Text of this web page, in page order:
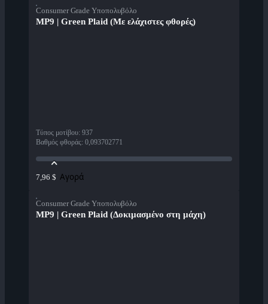
Consumer Grade Υποπολυβόλο
MP9 | Green Plaid (Με ελάχιστες φθορές)
Τύπος μοτίβου: 937
Βαθμός φθοράς: 0,093702771
7,96 $ Αγορά
Consumer Grade Υποπολυβόλο
MP9 | Green Plaid (Δοκιμασμένο στη μάχη)